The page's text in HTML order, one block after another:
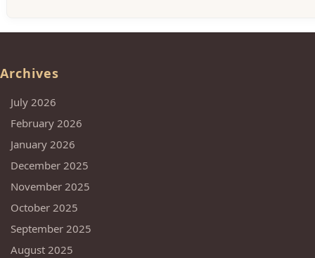
Archives
July 2026
February 2026
January 2026
December 2025
November 2025
October 2025
September 2025
August 2025